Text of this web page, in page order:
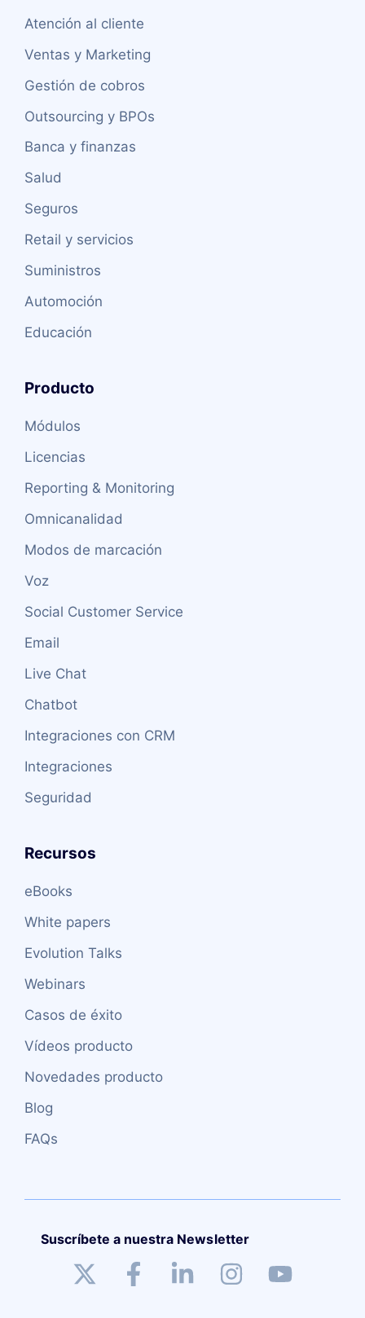
Atención al cliente
Ventas y Marketing
Gestión de cobros
Outsourcing y BPOs
Banca y finanzas
Salud
Seguros
Retail y servicios
Suministros
Automoción
Educación
Producto
Módulos
Licencias
Reporting & Monitoring
Omnicanalidad
Modos de marcación
Voz
Social Customer Service
Email
Live Chat
Chatbot
Integraciones con CRM
Integraciones
Seguridad
Recursos
eBooks
White papers
Evolution Talks
Webinars
Casos de éxito
Vídeos producto
Novedades producto
Blog
FAQs
Suscríbete a nuestra Newsletter